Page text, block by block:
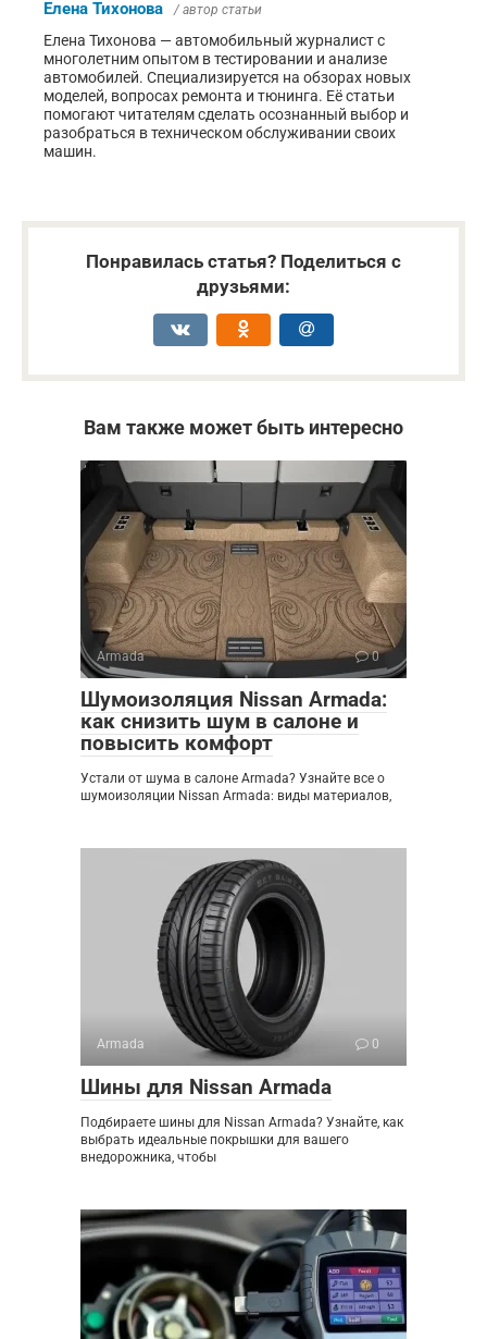
Елена Тихонова / автор статьи
Елена Тихонова — автомобильный журналист с
многолетним опытом в тестировании и анализе
автомобилей. Специализируется на обзорах новых
моделей, вопросах ремонта и тюнинга. Её статьи
помогают читателям сделать осознанный выбор и
разобраться в техническом обслуживании своих
машин.
Понравилась статья? Поделиться с
друзьями:
Вам также может быть интересно
Armada 0
Шумоизоляция Nissan Armada:
как снизить шум в салоне и
повысить комфорт
Устали от шума в салоне Armada? Узнайте все о
шумоизоляции Nissan Armada: виды материалов,
Armada 0
Шины для Nissan Armada
Подбираете шины для Nissan Armada? Узнайте, как
выбрать идеальные покрышки для вашего
внедорожника, чтобы